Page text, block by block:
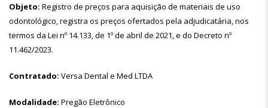
Objeto: Registro de preços para aquisição de materiais de uso
odontológico, registra os preços ofertados pela adjudicatária, nos
termos da Lei nº 14.133, de 1º de abril de 2021, e do Decreto nº
11.462/2023.
Contratado: Versa Dental e Med LTDA
Modalidade: Pregão Eletrônico